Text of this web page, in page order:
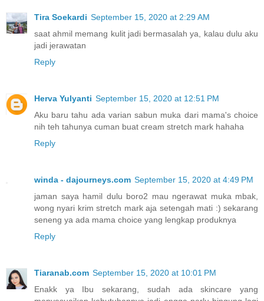
Tira Soekardi September 15, 2020 at 2:29 AM
saat ahmil memang kulit jadi bermasalah ya, kalau dulu aku
jadi jerawatan
Reply
Herva Yulyanti September 15, 2020 at 12:51 PM
Aku baru tahu ada varian sabun muka dari mama's choice
nih teh tahunya cuman buat cream stretch mark hahaha
Reply
winda - dajourneys.com September 15, 2020 at 4:49 PM
jaman saya hamil dulu boro2 mau ngerawat muka mbak,
wong nyari krim stretch mark aja setengah mati :) sekarang
seneng ya ada mama choice yang lengkap produknya
Reply
Tiaranab.com September 15, 2020 at 10:01 PM
Enakk ya Ibu sekarang, sudah ada skincare yang